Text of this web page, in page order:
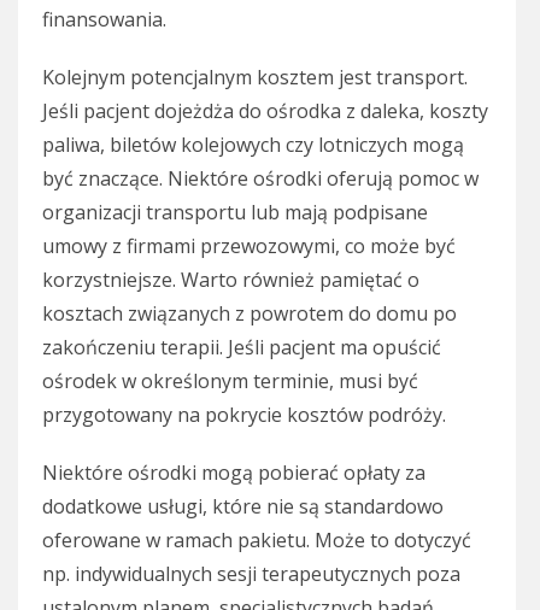
finansowania.
Kolejnym potencjalnym kosztem jest transport.
Jeśli pacjent dojeżdża do ośrodka z daleka, koszty
paliwa, biletów kolejowych czy lotniczych mogą
być znaczące. Niektóre ośrodki oferują pomoc w
organizacji transportu lub mają podpisane
umowy z firmami przewozowymi, co może być
korzystniejsze. Warto również pamiętać o
kosztach związanych z powrotem do domu po
zakończeniu terapii. Jeśli pacjent ma opuścić
ośrodek w określonym terminie, musi być
przygotowany na pokrycie kosztów podróży.
Niektóre ośrodki mogą pobierać opłaty za
dodatkowe usługi, które nie są standardowo
oferowane w ramach pakietu. Może to dotyczyć
np. indywidualnych sesji terapeutycznych poza